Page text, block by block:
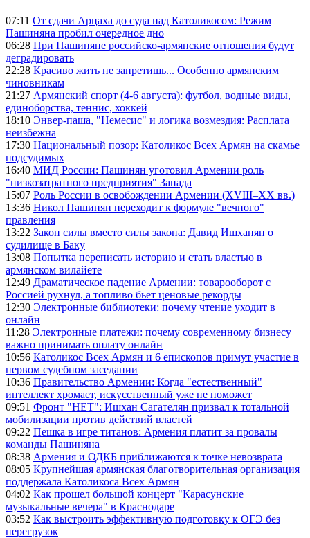
07:11 От сдачи Арцаха до суда над Католикосом: Режим
Пашиняна пробил очередное дно
06:28 При Пашиняне российско-армянские отношения будут
деградировать
22:28 Красиво жить не запретишь... Особенно армянским
чиновникам
21:27 Армянский спорт (4-6 августа): футбол, водные виды,
единоборства, теннис, хоккей
18:10 Энвер-паша, "Немесис" и логика возмездия: Расплата
неизбежна
17:30 Национальный позор: Католикос Всех Армян на скамье
подсудимых
16:40 МИД России: Пашинян уготовил Армении роль
"низкозатратного предприятия" Запада
15:07 Роль России в освобождении Армении (XVIII–XX вв.)
13:36 Никол Пашинян переходит к формуле "вечного"
правления
13:22 Закон силы вместо силы закона: Давид Ишханян о
судилище в Баку
13:08 Попытка переписать историю и стать властью в
армянском вилайете
12:49 Драматическое падение Армении: товарооборот с
Россией рухнул, а топливо бьет ценовые рекорды
12:30 Электронные библиотеки: почему чтение уходит в
онлайн
11:28 Электронные платежи: почему современному бизнесу
важно принимать оплату онлайн
10:56 Католикос Всех Армян и 6 епископов примут участие в
первом судебном заседании
10:36 Правительство Армении: Когда "естественный"
интеллект хромает, искусственный уже не поможет
09:51 Фронт "НЕТ": Ишхан Сагателян призвал к тотальной
мобилизации против действий властей
09:22 Пешка в игре титанов: Армения платит за провалы
команды Пашиняна
08:38 Армения и ОДКБ приближаются к точке невозврата
08:05 Крупнейшая армянская благотворительная организация
поддержала Католикоса Всех Армян
04:02 Как прошел большой концерт "Карасунские
музыкальные вечера" в Краснодаре
03:52 Как выстроить эффективную подготовку к ОГЭ без
перегрузок